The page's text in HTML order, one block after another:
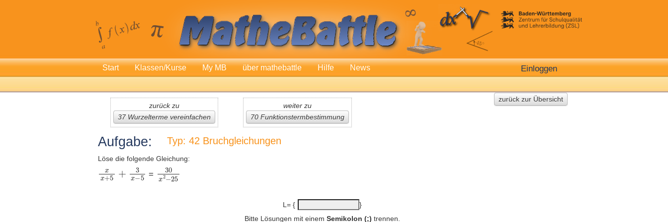
Start Klassen/Kurse My MB über mathebattle Hilfe News Einloggen
zurück zur Übersicht
zurück zu
37 Wurzelterme vereinfachen
weiter zu
70 Funktionstermbestimmung
Aufgabe: Typ: 42 Bruchgleichungen
Löse die folgende Gleichung:
=
L= {
}
Bitte Lösungen mit einem Semikolon (;) trennen.